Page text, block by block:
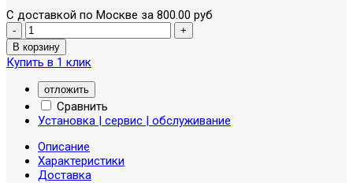
С доставкой по Москве за 800.00 руб
Купить в 1 клик
отложить
Сравнить
Установка | сервис | обслуживание
Описание
Характеристики
Доставка